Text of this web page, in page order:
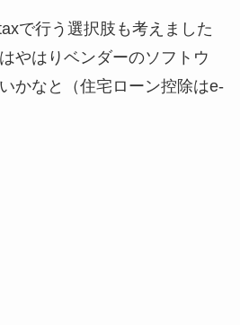
で行う選択肢も考えました
やはりベンダーのソフトウ
かなと（住宅ローン控除はe-